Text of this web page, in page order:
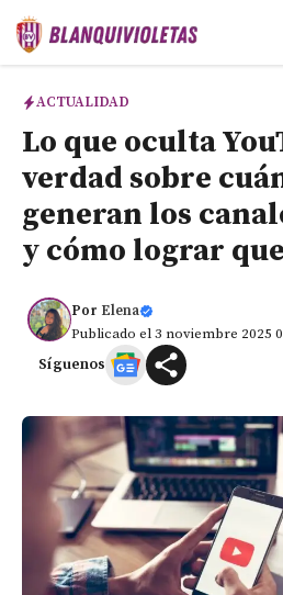
Saltar
ACTUALIDAD
Lo que oculta
verdad sobre
generan los
y cómo lograr
Por Elena
Publicado el 3 noviembre 2025
Síguenos